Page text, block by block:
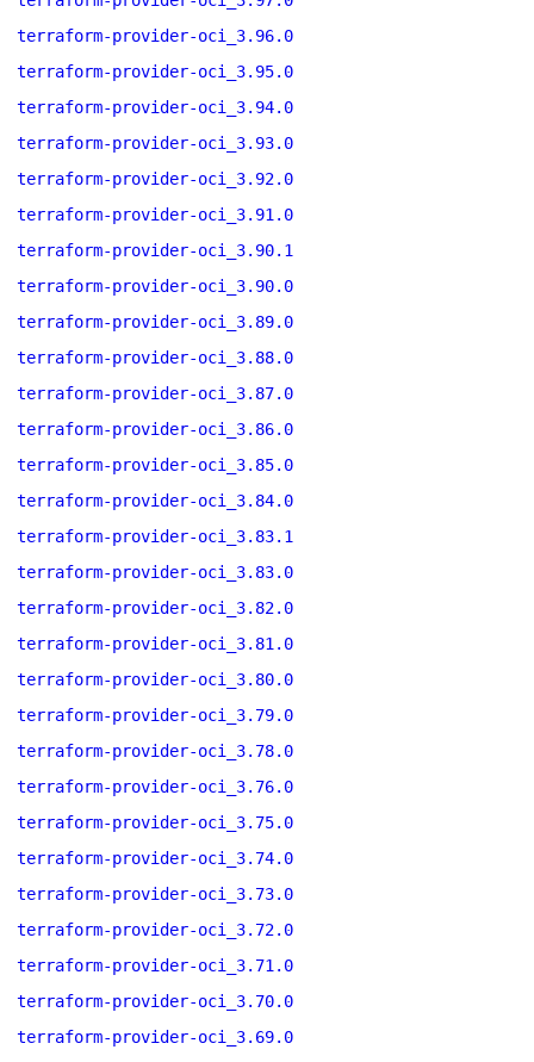
terraform-provider-oci_3.96.0
terraform-provider-oci_3.95.0
terraform-provider-oci_3.94.0
terraform-provider-oci_3.93.0
terraform-provider-oci_3.92.0
terraform-provider-oci_3.91.0
terraform-provider-oci_3.90.1
terraform-provider-oci_3.90.0
terraform-provider-oci_3.89.0
terraform-provider-oci_3.88.0
terraform-provider-oci_3.87.0
terraform-provider-oci_3.86.0
terraform-provider-oci_3.85.0
terraform-provider-oci_3.84.0
terraform-provider-oci_3.83.1
terraform-provider-oci_3.83.0
terraform-provider-oci_3.82.0
terraform-provider-oci_3.81.0
terraform-provider-oci_3.80.0
terraform-provider-oci_3.79.0
terraform-provider-oci_3.78.0
terraform-provider-oci_3.76.0
terraform-provider-oci_3.75.0
terraform-provider-oci_3.74.0
terraform-provider-oci_3.73.0
terraform-provider-oci_3.72.0
terraform-provider-oci_3.71.0
terraform-provider-oci_3.70.0
terraform-provider-oci_3.69.0